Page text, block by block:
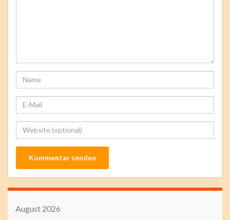
August 2026